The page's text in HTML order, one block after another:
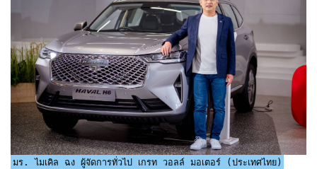
มร. ไมเคิล ฉง ผู้จัดการทั่วไป เกรท วอลล์ มอเตอร์ (ประเทศไทย)